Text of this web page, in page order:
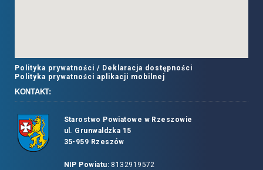
Polityka prywatności / Deklaracja dostępności
Polityka prywatności aplikacji mobilnej
KONTAKT:
Starostwo Powiatowe w Rzeszowie
ul. Grunwaldzka 15
35-959 Rzeszów
NIP Powiatu:8132919572